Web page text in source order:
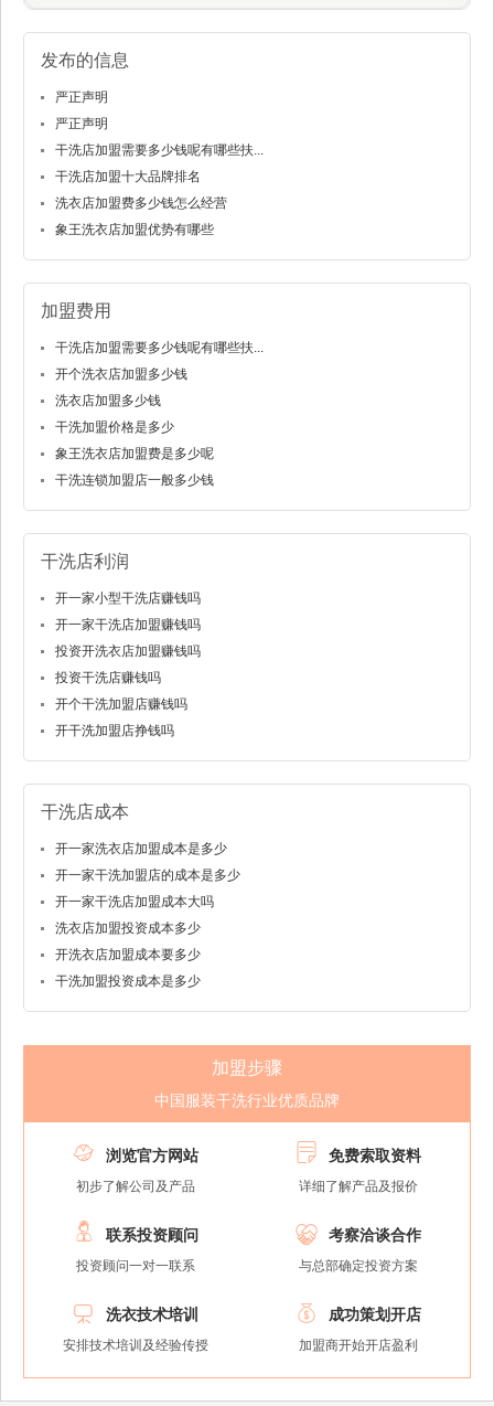
发布的信息
严正声明
严正声明
干洗店加盟需要多少钱呢有哪些扶...
干洗店加盟十大品牌排名
洗衣店加盟费多少钱怎么经营
象王洗衣店加盟优势有哪些
加盟费用
干洗店加盟需要多少钱呢有哪些扶...
开个洗衣店加盟多少钱
洗衣店加盟多少钱
干洗加盟价格是多少
象王洗衣店加盟费是多少呢
干洗连锁加盟店一般多少钱
干洗店利润
开一家小型干洗店赚钱吗
开一家干洗店加盟赚钱吗
投资开洗衣店加盟赚钱吗
投资干洗店赚钱吗
开个干洗加盟店赚钱吗
开干洗加盟店挣钱吗
干洗店成本
开一家洗衣店加盟成本是多少
开一家干洗加盟店的成本是多少
开一家干洗店加盟成本大吗
洗衣店加盟投资成本多少
开洗衣店加盟成本要多少
干洗加盟投资成本是多少
加盟步骤
中国服装干洗行业优质品牌
 浏览官方网站
初步了解公司及产品
 免费索取资料
详细了解产品及报价
 联系投资顾问
投资顾问一对一联系
 考察洽谈合作
与总部确定投资方案
 洗衣技术培训
安排技术培训及经验传授
 成功策划开店
加盟商开始开店盈利